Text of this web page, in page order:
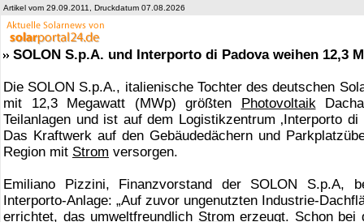
Artikel vom 29.09.2011, Druckdatum 07.08.2026
SOLON S.p.A. und Interporto di Padova weihen 12,3
Die SOLON S.p.A., italienische Tochter des deutschen
mit 12,3 Megawatt (MWp) größten Photovoltaik
Teilanlagen und ist auf dem Logistikzentrum ‚Interporto
Das Kraftwerk auf den Gebäudedächern und
Region mit Strom versorgen.
Emiliano Pizzini, Finanzvorstand der SOLON S.p.A,
Interporto-Anlage: „Auf zuvor ungenutzten Industrie-
errichtet, das umweltfreundlich Strom erzeugt. Schon bei